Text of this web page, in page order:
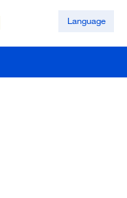
Language